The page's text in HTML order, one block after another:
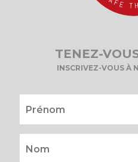
TENEZ-
INSCRIVEZ-VOUS À